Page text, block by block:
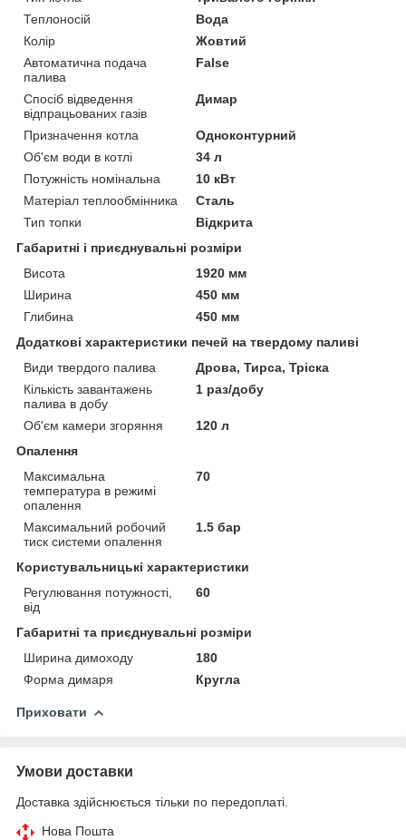
Теплоносій
Вода
Колір
Жовтий
Автоматична подача
палива
False
Спосіб відведення
відпрацьованих газів
Димар
Призначення котла
Одноконтурний
Об'єм води в котлі
34 л
Потужність номінальна
10 кВт
Матеріал теплообмінника
Сталь
Тип топки
Відкрита
Габаритні і приєднувальні розміри
Висота
1920 мм
Ширина
450 мм
Глибина
450 мм
Додаткові характеристики печей на твердому паливі
Види твердого палива
Дрова, Тирса, Тріска
Кількість завантажень
палива в добу
1 раз/добу
Об'єм камери згоряння
120 л
Опалення
Максимальна
температура в режимі
опалення
70
Максимальний робочий
тиск системи опалення
1.5 бар
Користувальницькі характеристики
Регулювання потужності,
від
60
Габаритні та приєднувальні розміри
Ширина димоходу
180
Форма димаря
Кругла
Приховати
Умови доставки
Доставка здійснюється тільки по передоплаті.
Нова Пошта